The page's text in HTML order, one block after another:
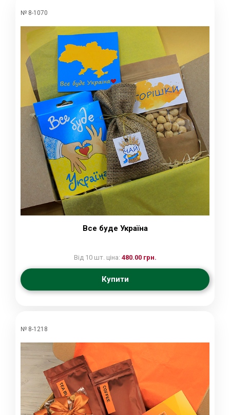
№ 8-1070
Все буде Україна
Від 10 шт. ціна: 480.00 грн.
Купити
№ 8-1218